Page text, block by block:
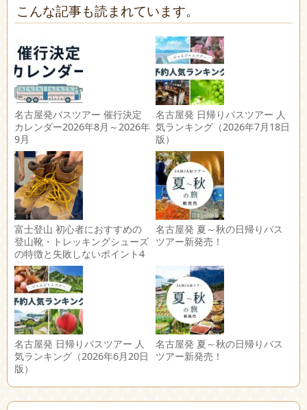
こんな記事も読まれています。
名古屋発バスツアー 催行決定
カレンダー2026年8月～2026年
9月
名古屋発 日帰りバスツアー 人
気ランキング（2026年7月18日
版）
富士登山 初心者におすすめの
登山靴・トレッキングシューズ
の特徴と失敗しないポイント4
選
名古屋発 夏～秋の日帰りバス
ツアー新発売！
名古屋発 日帰りバスツアー 人
気ランキング（2026年6月20日
版）
名古屋発 夏～秋の日帰りバス
ツアー新発売！